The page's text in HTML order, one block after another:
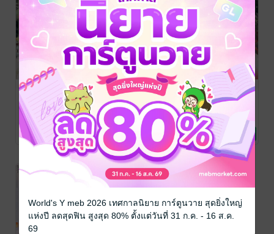
ห้วงแค้นจอม
นาง เล่ม 1
ฺฺBJ.WisTria/
BJ.WisTria
นิยายรักจีนโบราณ
4 Rating
แผนรักพิชิต
แผ่นดิน
BJ.WisTria
นิยายรักจีนโบราณ
1 Rating
ห้วงแค้นจอม
นาง เล่ม 2
ฺฺBJ.WisTria
BJ.WisTria
นิยายรักจีนโบราณ
10 Rating
World's Y meb 2026 เทศกาลนิยาย การ์ตูนวาย สุดยิ่งใหญ่
แห่งปี ลดสุดฟิน สูงสุด 80% ตั้งแต่วันที่ 31 ก.ค. - 16 ส.ค.
69